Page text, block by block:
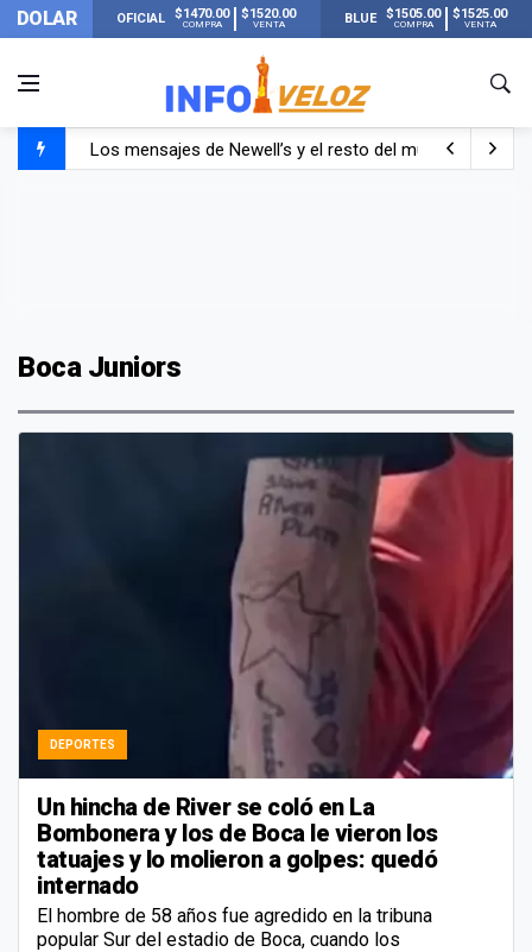
DOLAR OFICIAL $1470.00
COMPRA
$1520.00
VENTA BLUE $1505.00
COMPRA
$1525.00
VENTA
Los mensajes de Newell’s y el resto del mundo del
Boca Juniors
DEPORTES
Un hincha de River se coló en La
Bombonera y los de Boca le vieron los
tatuajes y lo molieron a golpes: quedó
internado
El hombre de 58 años fue agredido en la tribuna
popular Sur del estadio de Boca, cuando los